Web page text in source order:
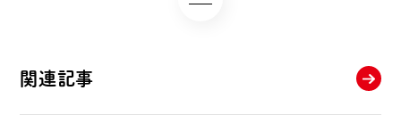
関連記事